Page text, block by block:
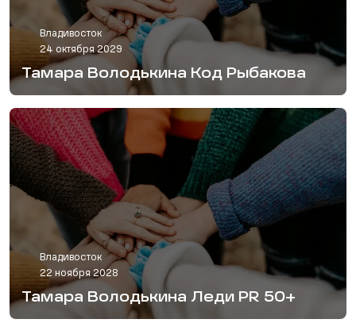
Владивосток
24 октября 2029
Тамара Володькина Код Рыбакова
Владивосток
22 ноября 2028
Тамара Володькина Леди PR 50+